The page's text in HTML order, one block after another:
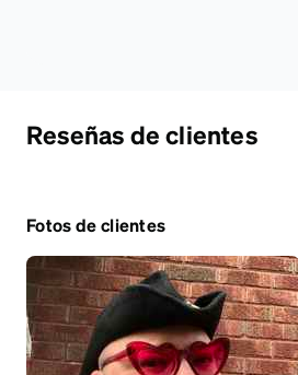
Reseñas de clientes
Fotos de clientes